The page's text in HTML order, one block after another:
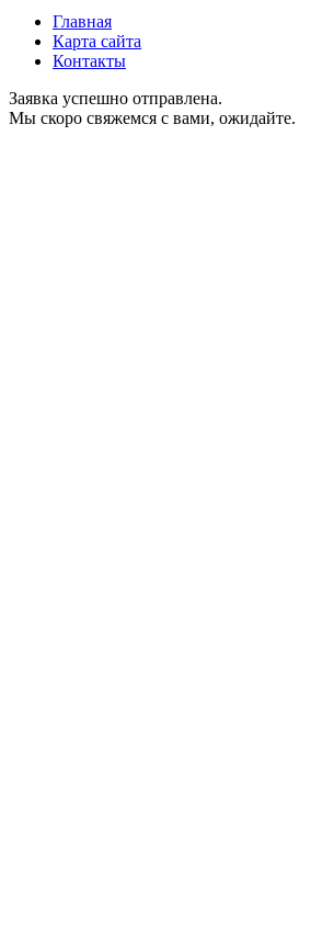
Главная
Карта сайта
Контакты
Заявка успешно отправлена.
Мы скоро свяжемся с вами, ожидайте.